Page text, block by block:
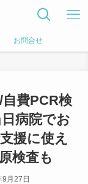
お問合せ
自費PCR検
病院でお
援に使え
検査も
月27日